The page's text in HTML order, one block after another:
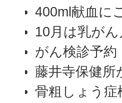
400ml献血に
10月は乳がん
がん検診予約
藤井寺保健所
骨粗しょう症